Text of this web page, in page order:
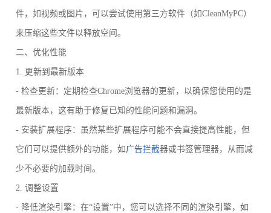
件，如视频或图片，可以尝试使用第三方软件（如CleanMyPC）
来压缩这些文件以释放空间。
二、优化性能
1. 更新到最新版本
- 检查更新：定期检查Chrome浏览器的更新，以确保您使用的是
最新版本，这有助于修复已知的性能问题和漏洞。
- 安装扩展程序：虽然某些扩展程序可能不会直接提高性能，但
它们可以提供额外的功能，如 广告拦截器或书签管理器，从而减
少不必要的加载时间。
2. 调整设置
- 降低渲染引擎：在“设置”中，您可以选择不同的渲染引擎，如